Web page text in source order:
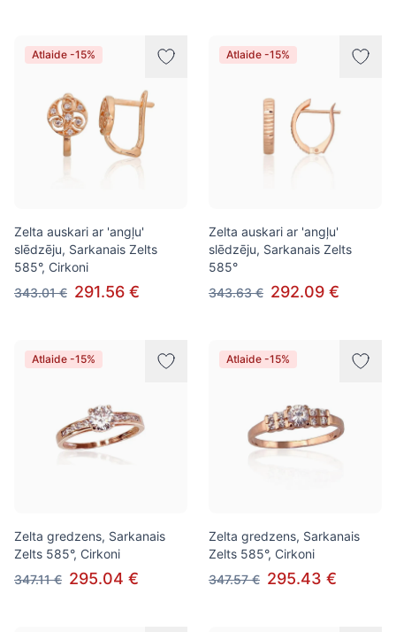
Atlaide -15%
Zelta auskari ar 'angļu'
slēdzēju, Sarkanais Zelts
585°, Cirkoni
343.01 € 291.56 €
Atlaide -15%
Zelta auskari ar 'angļu'
slēdzēju, Sarkanais Zelts
585°
343.63 € 292.09 €
Atlaide -15%
Zelta gredzens, Sarkanais
Zelts 585°, Cirkoni
347.11 € 295.04 €
Atlaide -15%
Zelta gredzens, Sarkanais
Zelts 585°, Cirkoni
347.57 € 295.43 €